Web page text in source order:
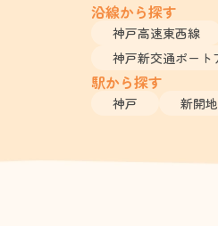
沿線から探す
神戸高速東西線
神戸新交通ポート
駅から探す
神戸 新開地